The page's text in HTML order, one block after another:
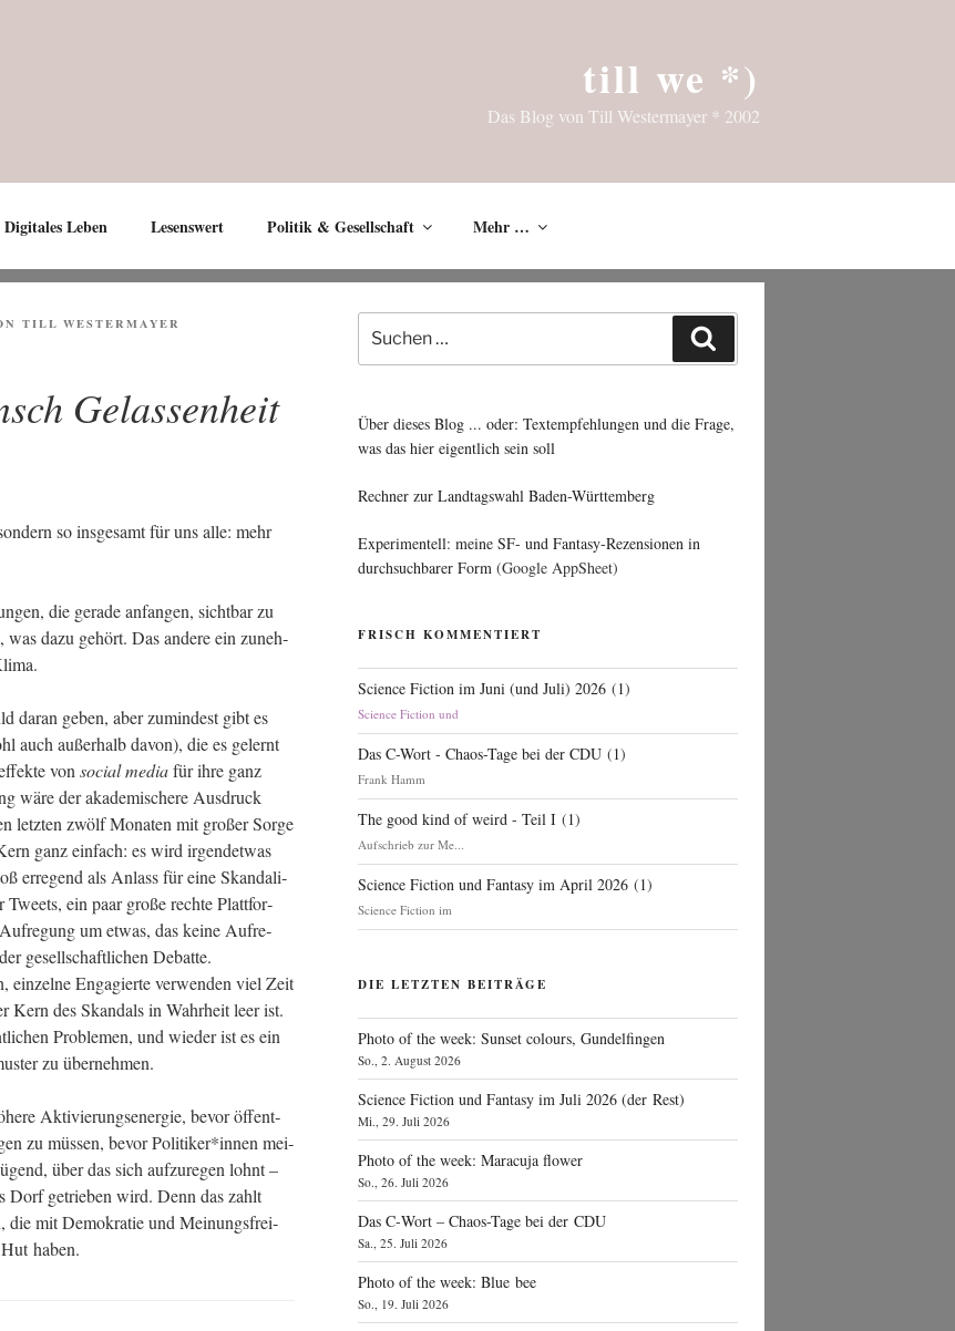
till we *)
Das Blog von Till Westermayer * 2002
Digitales Leben Lesenswert Politik & Gesellschaft Mehr …
TILL WESTERMAYER
Gelassenheit
so ins­ge­samt für uns alle: mehr
die gera­de anfan­gen, sicht­bar zu
dazu gehört. Das ande­re ein zuneh­
dar­an geben, aber zumin­dest gibt es
auch außer­halb davon), die es gelernt
von social mediafür ihre ganz
wäre der aka­de­mi­sche­re Aus­druck
letz­ten zwölf Mona­ten mit gro­ßer Sor­ge
ganz ein­fach: es wird irgend­et­was
erre­gend als Anlass für eine Skan­da­li­
ein paar gro­ße rech­te Platt­for­
um etwas, das kei­ne Auf­re­
gesell­schaft­li­chen Debat­te.
ein­zel­ne Enga­gier­te ver­wen­den viel Zeit
Kern des Skan­dals in Wahr­heit leer ist.
Pro­ble­men, und wie­der ist es ein
zu übernehmen.
Akti­vie­rungs­en­er­gie, bevor öffent­
zu müs­sen, bevor Politiker*innen mei­
über das sich auf­zu­re­gen lohnt –
Dorf getrie­ben wird. Denn das zahlt
die mit Demo­kra­tie und Mei­nungs­frei­
haben.
nach:
Über dieses Blog ... oder: Textempfehlungen und die Frage,
was das hier eigentlich sein soll
Rechner zur Landtagswahl Baden-Württemberg
Experimentell: meine SF- und Fantasy-Rezensionen in
durchsuchbarer Form (Google AppSheet)
FRISCH KOMMENTIERT
Science Fiction im Juni (und Juli) 2026 (1)
Science Fiction und
Das C-Wort - Chaos-Tage bei der CDU (1)
Frank Hamm
The good kind of weird - Teil I (1)
Aufschrieb zur Me...
Science Fiction und Fantasy im April 2026 (1)
Science Fiction im
DIE LETZTEN BEITRÄGE
Photo of the week: Sunset colours, Gundelfingen
So., 2. August 2026
Science Fiction und Fantasy im Juli 2026 (der Rest)
Mi., 29. Juli 2026
Photo of the week: Maracuja flower
So., 26. Juli 2026
Das C‑Wort – Chaos-Tage bei der CDU
Sa., 25. Juli 2026
Photo of the week: Blue bee
So., 19. Juli 2026